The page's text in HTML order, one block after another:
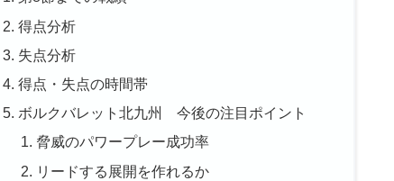
得点分析
失点分析
得点・失点の時間帯
ボルクバレット北九州 今後の注目ポイント
脅威のパワープレー成功率
リードする展開を作れるか